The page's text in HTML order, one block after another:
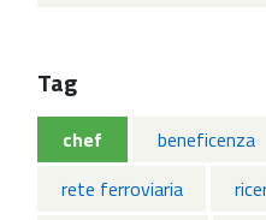
Tag
chef beneficenza
rete ferroviaria